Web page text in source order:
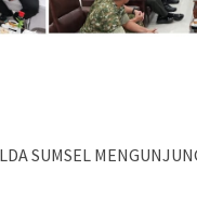
SUMSEL